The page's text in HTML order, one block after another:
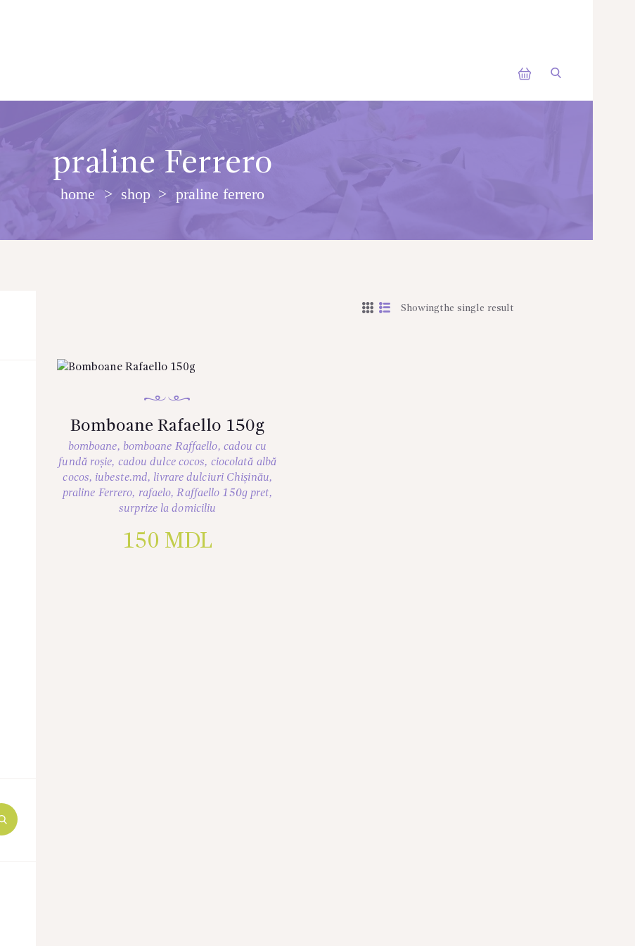
praline Ferrero
home shop praline ferrero
Showingthe single result
Bomboane Rafaello 150g
bomboane, bomboane Raffaello, cadou cu
fundă roșie, cadou dulce cocos, ciocolată albă
cocos, iubeste.md, livrare dulciuri Chișinău,
praline Ferrero, rafaelo,Raffaello 150g pret,
surprize la domiciliu
150 MDL